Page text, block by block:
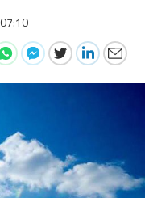
07:10